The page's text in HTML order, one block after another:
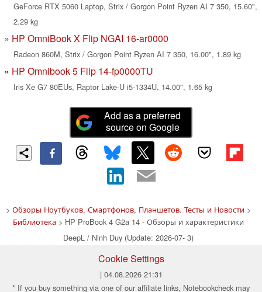
GeForce RTX 5060 Laptop, Strix / Gorgon Point Ryzen AI 7 350, 15.60",
2.29 kg
HP OmniBook X Flip NGAI 16-ar0000
Radeon 860M, Strix / Gorgon Point Ryzen AI 7 350, 16.00", 1.89 kg
HP Omnibook 5 Flip 14-fp0000TU
Iris Xe G7 80EUs, Raptor Lake-U i5-1334U, 14.00", 1.65 kg
Add as a preferred
source on Google
> Обзоры Ноутбуков, Смартфонов, Планшетов. Тесты и Новости>
Библиотека> HP ProBook 4 G2a 14 - Обзоры и характеристики
DeepL / Ninh Duy (Update: 2026-07- 3)
Cookie Settings
| 04.08.2026 21:31
* If you buy something via one of our affiliate links, Notebookcheck may